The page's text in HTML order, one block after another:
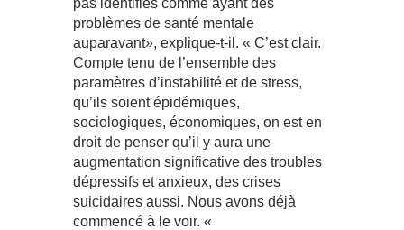
problèmes de santé mentale
auparavant», explique-t-il. « C’est clair.
Compte tenu de l’ensemble des
paramètres d’instabilité et de stress,
qu’ils soient épidémiques,
sociologiques, économiques, on est en
droit de penser qu’il y aura une
augmentation significative des troubles
dépressifs et anxieux, des crises
suicidaires aussi. Nous avons déjà
commencé à le voir. «